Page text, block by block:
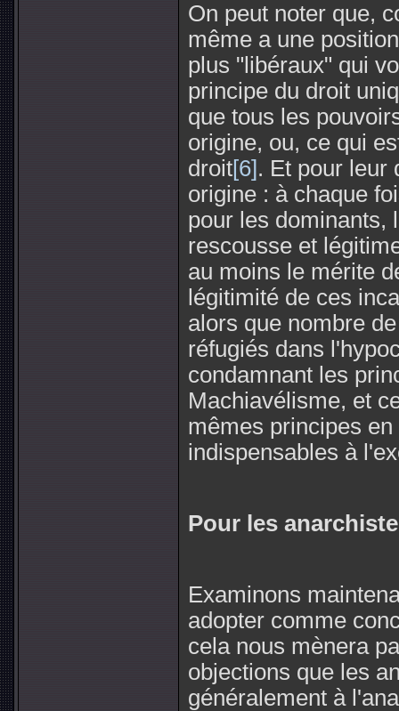
On peut noter que,
même a une
plus "libéraux" qui
principe du droit
que tous les
origine, ou, ce qui
droit[6]. Et pour leur
origine : à chaque
pour les dominants,
rescousse et
au moins le mérite
légitimité de ces
alors que nombre
réfugiés dans
condamnant les
Machiavélisme, et
mêmes principes
indispensables à
Pour les
Examinons
adopter comme
cela nous mènera
objections que les
généralement à